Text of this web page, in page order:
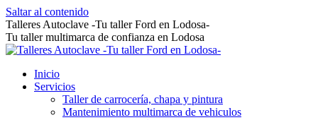
Saltar al contenido
Talleres Autoclave -Tu taller Ford en Lodosa-
Tu taller multimarca de confianza en Lodosa
Inicio
Servicios
Taller de carrocería, chapa y pintura
Mantenimiento multimarca de vehiculos